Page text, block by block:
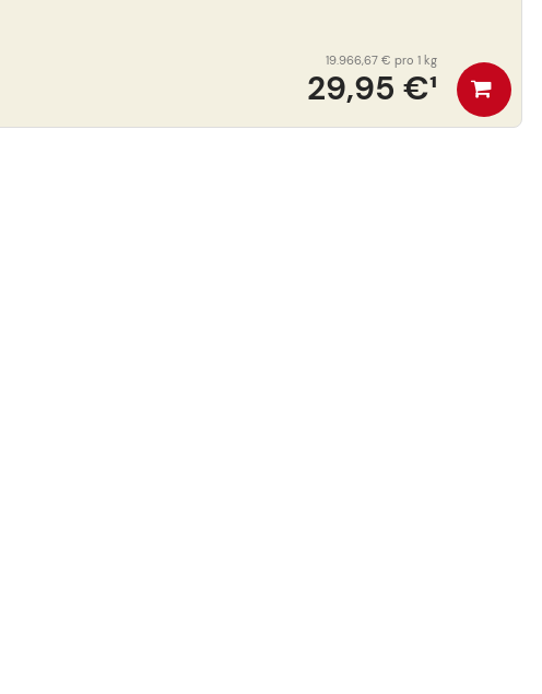
29,95 €¹
19.966,67 € pro 1 kg